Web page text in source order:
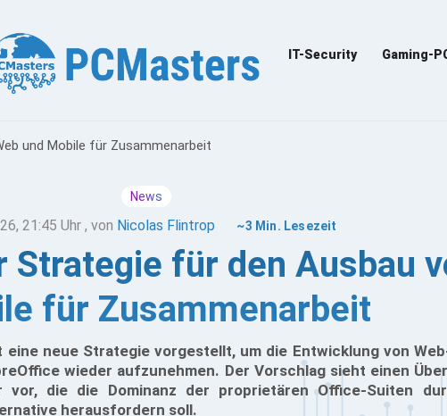
IT-Security Gaming-
und Mobile für Zusammenarbeit
News
21:45 Uhr , von Nicolas Flintrop ~3 Min. Lesezeit
für den Ausbau
für Zusammenarbeit
eine neue Strategie vorgestellt, um die Entwicklung von
wieder aufzunehmen. Der Vorschlag sieht einen
vor, die die Dominanz der proprietären Office-Suiten
herausfordern soll.